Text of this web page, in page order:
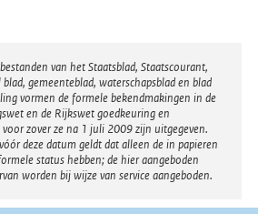
van het Staatsblad, Staatscourant,
gemeenteblad, waterschapsblad en blad
vormen de formele bekendmakingen in de
en de Rijkswet goedkeuring en
zover ze na 1 juli 2009 zijn uitgegeven.
deze datum geldt dat alleen de in papieren
status hebben; de hier aangeboden
worden bij wijze van service aangeboden.